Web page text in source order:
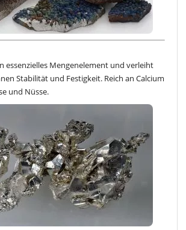
essenzielles Mengenelement und verleiht
Stabilität und Festigkeit. Reich an Calcium
und Nüsse.